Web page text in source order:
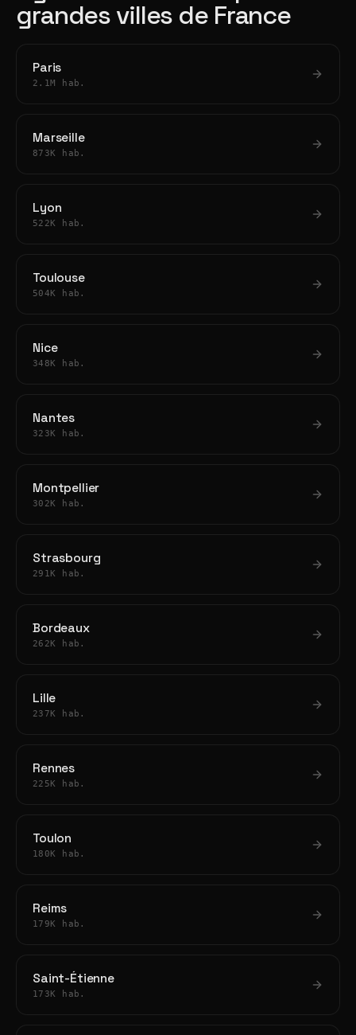
grandes villes de France
Paris
2.1M hab.
Marseille
873K hab.
Lyon
522K hab.
Toulouse
504K hab.
Nice
348K hab.
Nantes
323K hab.
Montpellier
302K hab.
Strasbourg
291K hab.
Bordeaux
262K hab.
Lille
237K hab.
Rennes
225K hab.
Toulon
180K hab.
Reims
179K hab.
Saint-Étienne
173K hab.